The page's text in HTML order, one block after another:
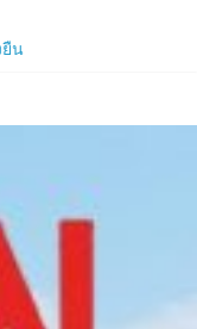
ยืน